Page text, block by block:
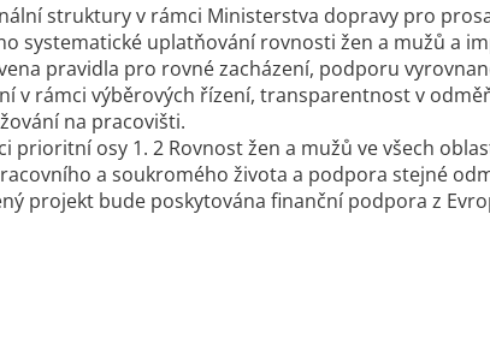
struktury v rámci Ministerstva dopravy pro
systematické uplatňování rovnosti žen a mužů a
pravidla pro rovné zacházení, podporu
v rámci výběrových řízení, transparentnost v
na pracovišti.
prioritní osy 1. 2 Rovnost žen a mužů ve všech
a soukromého života a podpora stejné
projekt bude poskytována finanční podpora z